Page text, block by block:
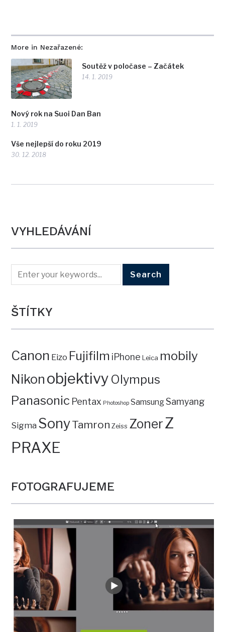
More in Nezařazené:
Soutěž v poločase – Začátek
14. 1. 2019
Nový rok na Suoi Dan Ban
1. 1. 2019
Vše nejlepší do roku 2019
30. 12. 2018
VYHLEDÁVÁNÍ
ŠTÍTKY
Canon Eizo Fujifilm iPhone Leica mobily
Nikon objektivy Olympus
Panasonic Pentax Photoshop SamsungSamyang
Sigma SonyTamron Zeiss ZonerZ
PRAXE
FOTOGRAFUJEME